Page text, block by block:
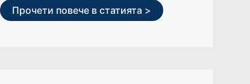
Прочети повече в статията >